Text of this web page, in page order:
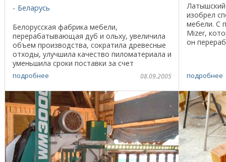
Беларусь
Белорусская фабрика мебели,
перерабатывающая дуб и ольху, увеличила
объем производства, сократила древесные
отходы, улучшила качество пиломатериала и
уменьшила сроки поставки за счет
внедрения полупромышленных ленточных
пилорам. Ключевое решение - ...
подробнее 08.09.2005
изобрел
мебели. С
Mizer,
он
подробнее